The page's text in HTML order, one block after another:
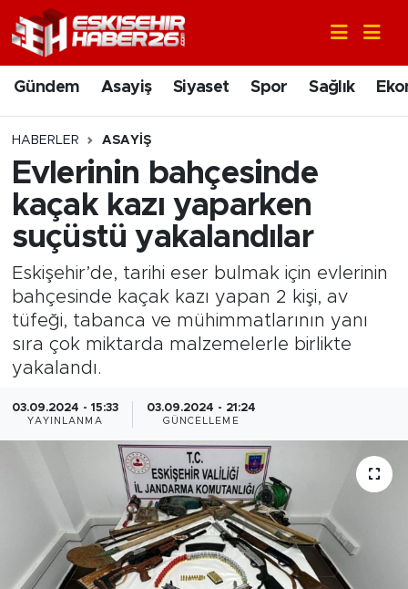
Gündem Asayiş Siyaset Spor Sağlık
HABERLER ASAYIŞ
Evlerinin bahçesinde
kaçak kazı yaparken
suçüstü yakalandılar
Eskişehir’de, tarihi eser bulmak için evlerinin
bahçesinde kaçak kazı yapan 2 kişi, av
tüfeği, tabanca ve mühimmatlarının yanı
sıra çok miktarda malzemelerle birlikte
yakalandı.
03.09.2024 - 15:33
YAYINLANMA
03.09.2024 - 21:24
GÜNCELLEME
Gündem
Asayiş
Siyaset
Spor
Sağlık
Ekonomi
Eğitim
Bölge
Magazin
Dünya
Nöbetçi Eczaneler
Hava Durumu
Trafik Durumu
Süper Lig Puan Durumu ve Fikstür
Tüm Manşetler
Son Dakika Haberleri
Haber Arşivi